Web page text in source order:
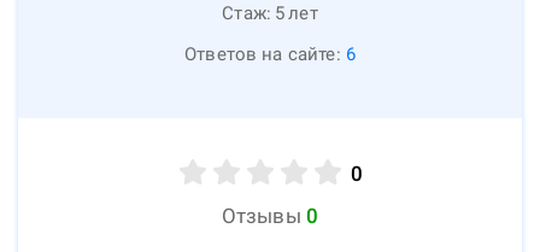
Стаж: 5лет
Ответов на сайте: 6
0
Отзывы 0